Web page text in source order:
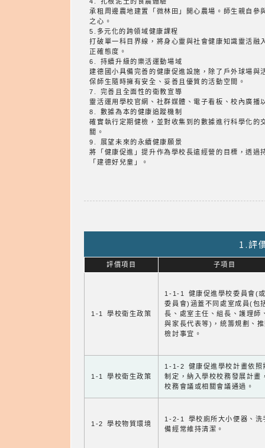
承租周邊農地建置「微林田」開心農場。師生親自
之心。
5.多元化的跨領域健康課程
打破單一科目界線，將身心靈與社會健康知識靈活
正確態度。
6. 持續升級的樂活運動場域
建德國小具備完善的健康促進設施，除了戶外球場
保師生隨時擁有安全、妥善且優質的活動空間。
7. 完善且全面性的衛教宣導
靈活運用學校官網、社群媒體、電子看板、校內廣
8. 數據為本的健康追蹤機制
確實執行定期健檢，並對收集到的數據進行科學化
關。
9. 展望未來的永續健康願景
將「健康促進」提升作為學校長遠經營的目標，透
「建德好兒童」。
1.評
評價項目 子項目
1-1 學校衛生政策
1-1-1 健康促進學校委員會(
委員會)涵蓋不同處室成員(包
長、處室主任、組長、護理師
與家長代表等)，統籌規劃、
檢討事宜。
1-1 學校衛生政策
1-1-2 健康促進學校計畫依照
制定，納入學校校務發展計畫
校務會議或相關會議通過。
1-2 學校物質環境
1-2-1 學校廁所大小便器、洗
備經常維持清潔。